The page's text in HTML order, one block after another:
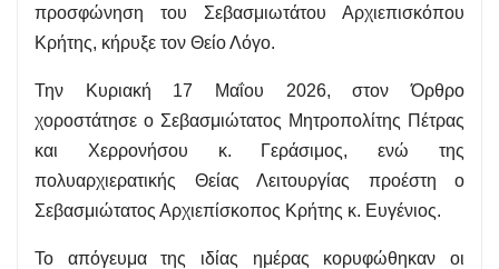
προσφώνηση του Σεβασμιωτάτου Αρχιεπισκόπου
Κρήτης, κήρυξε τον Θείο Λόγο.
Την Κυριακή 17 Μαΐου 2026, στον Όρθρο
χοροστάτησε ο Σεβασμιώτατος Μητροπολίτης Πέτρας
και Χερρονήσου κ. Γεράσιμος, ενώ της
πολυαρχιερατικής Θείας Λειτουργίας προέστη ο
Σεβασμιώτατος Αρχιεπίσκοπος Κρήτης κ. Ευγένιος.
Το απόγευμα της ιδίας ημέρας κορυφώθηκαν οι